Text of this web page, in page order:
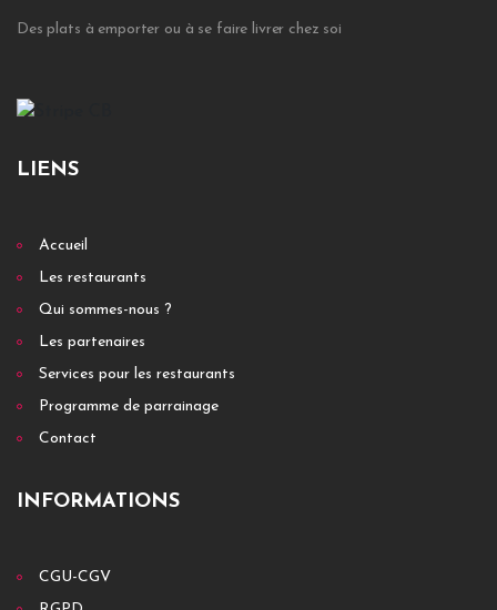
Des plats à emporter ou à se faire livrer chez soi
LIENS
Accueil
Les restaurants
Qui sommes-nous ?
Les partenaires
Services pour les restaurants
Programme de parrainage
Contact
INFORMATIONS
CGU-CGV